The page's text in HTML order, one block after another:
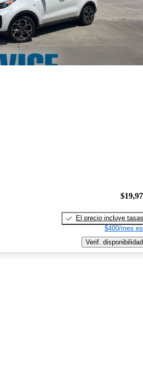
El precio incluye tasas
$400/mes
Verif. disponibilidad